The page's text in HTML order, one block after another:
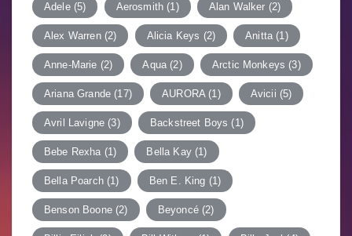
Adele(5) Aerosmith (1) Alan Walker (2)
Alex Warren(2) Alicia Keys (2) Anitta (1)
Anne-Marie (2) Aqua (2) Arctic Monkeys (3)
Ariana Grande (17) AURORA(1) Avicii (5)
Avril Lavigne (3) Backstreet Boys (1)
Bebe Rexha (1) Bella Kay(1)
Bella Poarch(1) Ben E. King (1)
Benson Boone(2) Beyoncé(2)